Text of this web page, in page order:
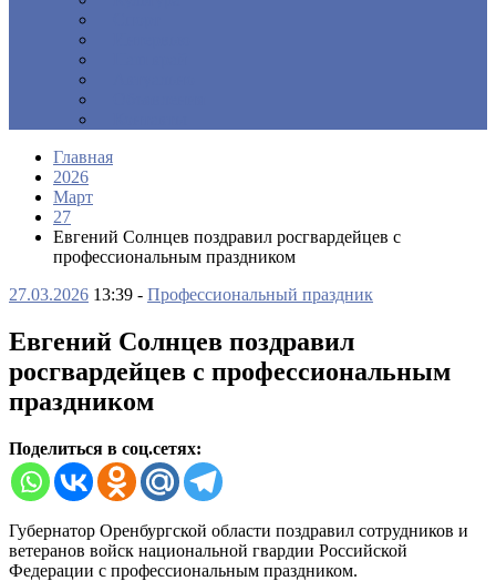
Главная
2026
Март
27
Евгений Солнцев поздравил росгвардейцев с
профессиональным праздником
27.03.2026 13:39 - Профессиональный праздник
Евгений Солнцев поздравил
росгвардейцев с профессиональным
праздником
Поделиться в соц.сетях:
Губернатор Оренбургской области поздравил сотрудников и
ветеранов войск национальной гвардии Российской
Федерации с профессиональным праздником.